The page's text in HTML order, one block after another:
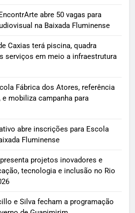
abre 50 vagas para
na Baixada Fluminense
Caxias terá piscina, quadra
serviços em meio a infraestrutura
Fábrica dos Atores, referência
e mobiliza campanha para
abre inscrições para Escola
Fluminense
projetos inovadores e
tecnologia e inclusão no Rio
e Silva fecham a programação